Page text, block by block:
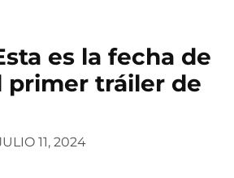
es la fecha de
primer tráiler de
11, 2024